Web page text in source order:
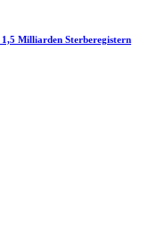
Milliarden Sterberegistern